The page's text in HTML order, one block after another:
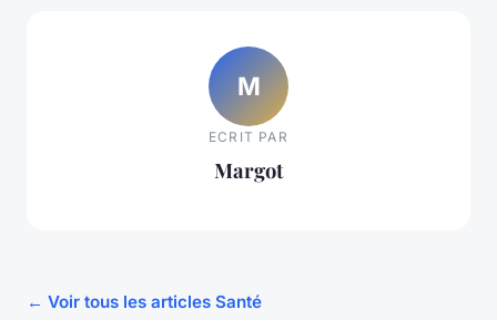
M
ECRIT PAR
Margot
← Voir tous les articles Santé